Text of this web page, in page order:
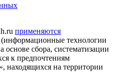
применяются
(информационные технологии
сбора, систематизации
к предпочтениям
находящихся на территории